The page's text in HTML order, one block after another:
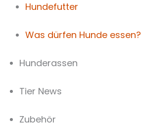
Hundefutter
Was dürfen Hunde essen?
Hunderassen
Tier News
Zubehör